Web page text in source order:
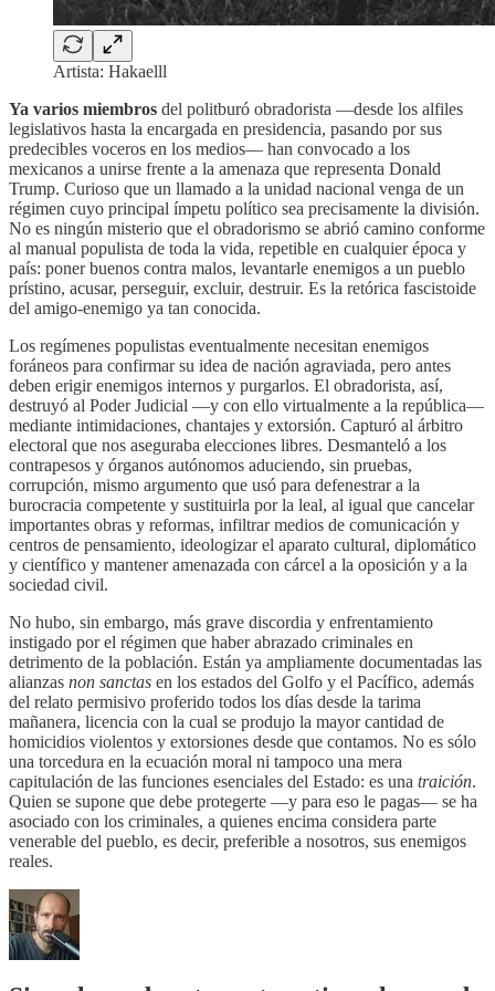
Artista: Hakaelll
Ya varios miembros del politburó obradorista —desde los alfiles
legislativos hasta la encargada en presidencia, pasando por sus
predecibles voceros en los medios— han convocado a los
mexicanos a unirse frente a la amenaza que representa Donald
Trump. Curioso que un llamado a la unidad nacional venga de un
régimen cuyo principal ímpetu político sea precisamente la división.
No es ningún misterio que el obradorismo se abrió camino conforme
al manual populista de toda la vida, repetible en cualquier época y
país: poner buenos contra malos, levantarle enemigos a un pueblo
prístino, acusar, perseguir, excluir, destruir. Es la retórica fascistoide
del amigo-enemigo ya tan conocida.
Los regímenes populistas eventualmente necesitan enemigos
foráneos para confirmar su idea de nación agraviada, pero antes
deben erigir enemigos internos y purgarlos. El obradorista, así,
destruyó al Poder Judicial —y con ello virtualmente a la república—
mediante intimidaciones, chantajes y extorsión. Capturó al árbitro
electoral que nos aseguraba elecciones libres. Desmanteló a los
contrapesos y órganos autónomos aduciendo, sin pruebas,
corrupción, mismo argumento que usó para defenestrar a la
burocracia competente y sustituirla por la leal, al igual que cancelar
importantes obras y reformas, infiltrar medios de comunicación y
centros de pensamiento, ideologizar el aparato cultural, diplomático
y científico y mantener amenazada con cárcel a la oposición y a la
sociedad civil.
No hubo, sin embargo, más grave discordia y enfrentamiento
instigado por el régimen que haber abrazado criminales en
detrimento de la población. Están ya ampliamente documentadas las
alianzas non sanctas en los estados del Golfo y el Pacífico, además
del relato permisivo proferido todos los días desde la tarima
mañanera, licencia con la cual se produjo la mayor cantidad de
homicidios violentos y extorsiones desde que contamos. No es sólo
una torcedura en la ecuación moral ni tampoco una mera
capitulación de las funciones esenciales del Estado: es una traición.
Quien se supone que debe protegerte —y para eso le pagas— se ha
asociado con los criminales, a quienes encima considera parte
venerable del pueblo, es decir, preferible a nosotros, sus enemigos
reales.